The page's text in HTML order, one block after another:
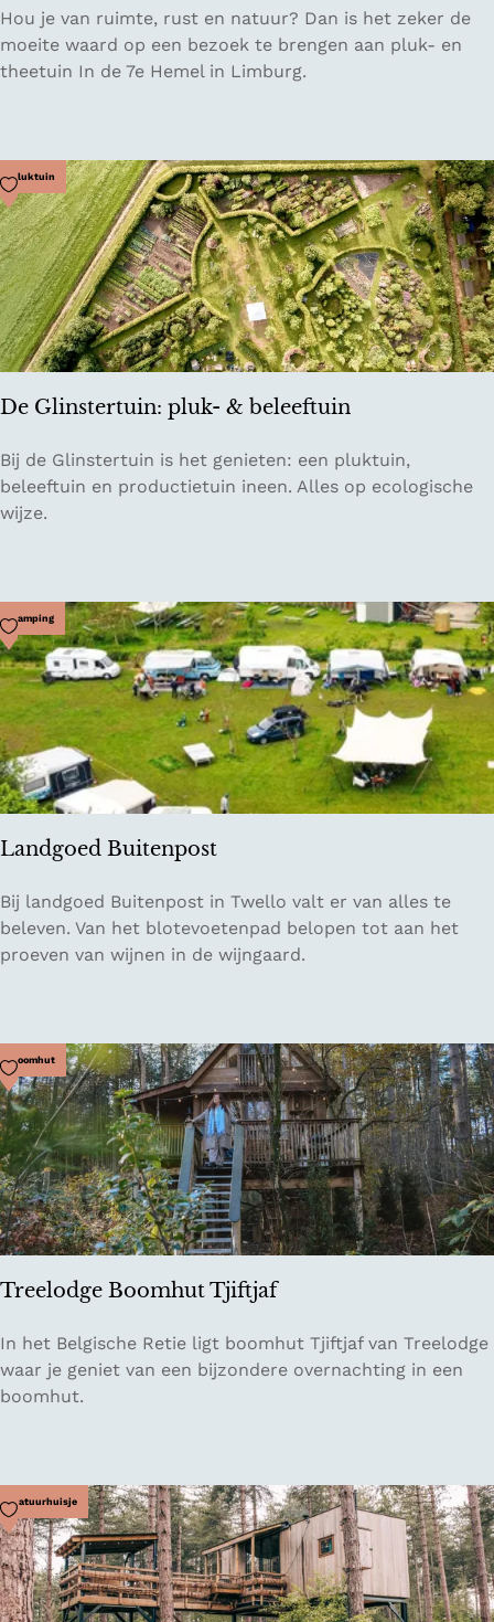
b
o
e
e
r
i
j
P
l
u
i
n
I
n
d
e
7
e
e
e
l
Hou je van ruimte, rust en natuur? Dan is het zeker de
moeite waard op een bezoek te brengen aan pluk- en
theetuin In de 7e Hemel in Limburg.
De Glinstertuin: pluk- & beleeftuin
D
e
G
s
t
e
r
t
u
i
n
p
u
k
-
e
l
e
e
f
t
u
i
n
Pluktuin
Voeg toe als favoriet
Bij de Glinstertuin is het genieten: een pluktuin,
beleeftuin en productietuin ineen. Alles op ecologische
wijze.
Landgoed Buitenpost
L
a
n
e
d
B
u
i
t
e
n
o
t
Camping
Voeg toe als favoriet
Bij landgoed Buitenpost in Twello valt er van alles te
beleven. Van het blotevoetenpad belopen tot aan het
proeven van wijnen in de wijngaard.
Treelodge Boomhut Tjiftjaf
T
r
e
d
g
e
B
o
Boomhut
Voeg toe als favoriet
In het Belgische Retie ligt boomhut Tjiftjaf van Treelodge
waar je geniet van een bijzondere overnachting in een
boomhut.
Natuurhuisje
Voeg toe als favoriet